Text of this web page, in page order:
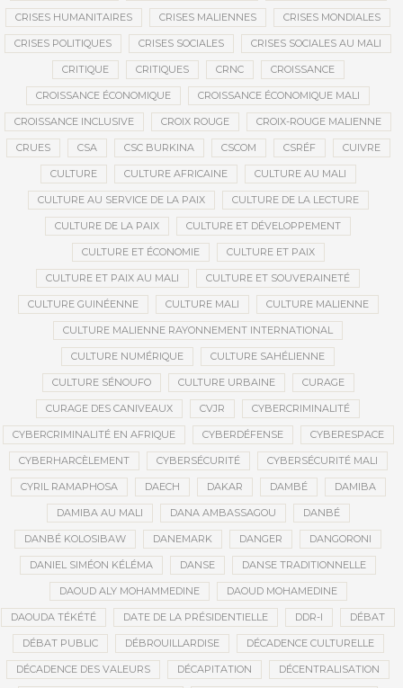
CRISES HUMANITAIRES CRISES MALIENNES CRISES MONDIALES
CRISES POLITIQUES CRISES SOCIALES CRISES SOCIALES AU MALI
CRITIQUE CRITIQUES CRNC CROISSANCE
CROISSANCE ÉCONOMIQUE CROISSANCE ÉCONOMIQUE MALI
CROISSANCE INCLUSIVE CROIX ROUGE CROIX-ROUGE MALIENNE
CRUES CSA CSC BURKINA CSCOM CSRÉF CUIVRE
CULTURE CULTURE AFRICAINE CULTURE AU MALI
CULTURE AU SERVICE DE LA PAIX CULTURE DE LA LECTURE
CULTURE DE LA PAIX CULTURE ET DÉVELOPPEMENT
CULTURE ET ÉCONOMIE CULTURE ET PAIX
CULTURE ET PAIX AU MALI CULTURE ET SOUVERAINETÉ
CULTURE GUINÉENNE CULTURE MALI CULTURE MALIENNE
CULTURE MALIENNE RAYONNEMENT INTERNATIONAL
CULTURE NUMÉRIQUE CULTURE SAHÉLIENNE
CULTURE SÉNOUFO CULTURE URBAINE CURAGE
CURAGE DES CANIVEAUX CVJR CYBERCRIMINALITÉ
CYBERCRIMINALITÉ EN AFRIQUE CYBERDÉFENSE CYBERESPACE
CYBERHARCÈLEMENT CYBERSÉCURITÉ CYBERSÉCURITÉ MALI
CYRIL RAMAPHOSA DAECH DAKAR DAMBÉ DAMIBA
DAMIBA AU MALI DANA AMBASSAGOU DANBÉ
DANBÉ KOLOSIBAW DANEMARK DANGER DANGORONI
DANIEL SIMÉON KÉLÉMA DANSE DANSE TRADITIONNELLE
DAOUD ALY MOHAMMEDINE DAOUD MOHAMEDINE
DAOUDA TÉKÉTÉ DATE DE LA PRÉSIDENTIELLE DDR-I DÉBAT
DÉBAT PUBLIC DÉBROUILLARDISE DÉCADENCE CULTURELLE
DÉCADENCE DES VALEURS DÉCAPITATION DÉCENTRALISATION